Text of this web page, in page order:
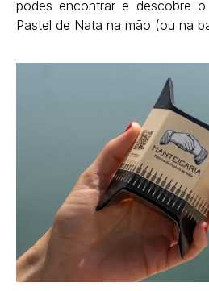
podes encontrar e descobre
Pastel de Nata na mão (ou na